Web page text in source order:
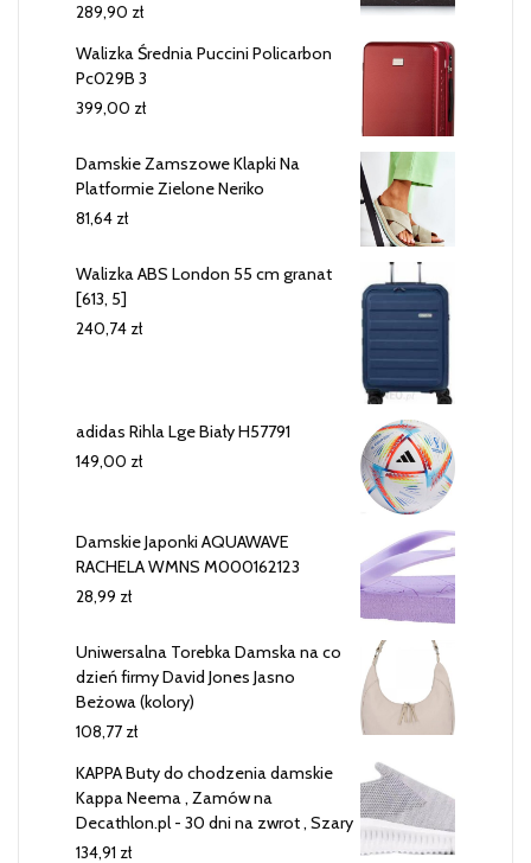
289,90 zł
Walizka Średnia Puccini Policarbon
Pc029B 3
399,00 zł
Damskie Zamszowe Klapki Na
Platformie Zielone Neriko
81,64 zł
Walizka ABS London 55 cm granat
[613, 5]
240,74 zł
adidas Rihla Lge Biały H57791
149,00 zł
Damskie Japonki AQUAWAVE
RACHELA WMNS M000162123
28,99 zł
Uniwersalna Torebka Damska na co
dzień firmy David Jones Jasno
Beżowa (kolory)
108,77 zł
KAPPA Buty do chodzenia damskie
Kappa Neema , Zamów na
Decathlon.pl - 30 dni na zwrot , Szary
134,91 zł